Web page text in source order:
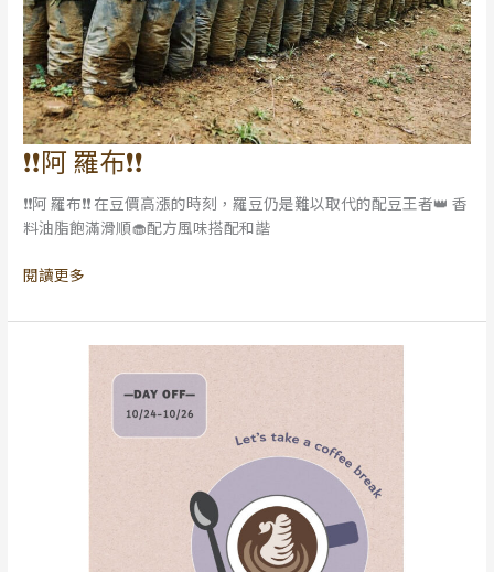
❗️❗️阿 羅布❗️❗️
❗️❗️阿 羅布❗️❗️ 在豆價高漲的時刻，羅豆仍是難以取代的配豆王者👑 香
料油脂飽滿滑順🧁配方風味搭配和諧
❗️❗️
阿
羅
布
閱讀更多